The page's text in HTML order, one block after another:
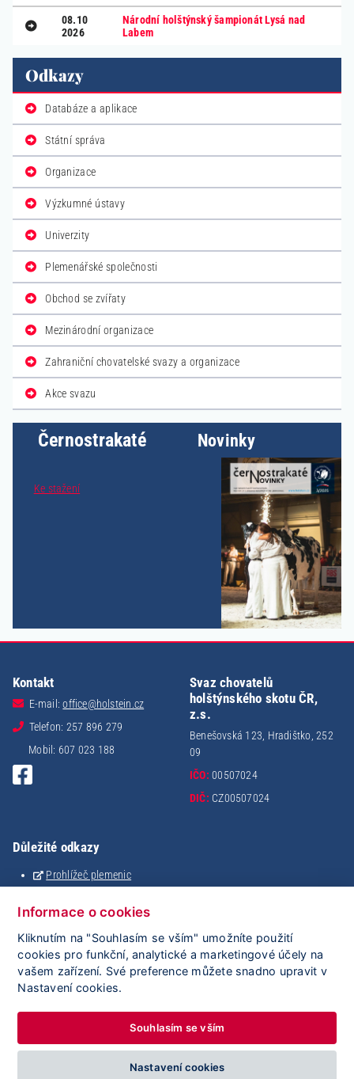
08.10
2026
Národní holštýnský šampionát Lysá nad
Labem
Odkazy
Databáze a aplikace
Státní správa
Organizace
Výzkumné ústavy
Univerzity
Plemenářské společnosti
Obchod se zvířaty
Mezinárodní organizace
Zahraniční chovatelské svazy a organizace
Akce svazu
Černostrakaté Novinky
Ke stažení
Kontakt
E-mail:office@holstein.cz
Telefon: 257 896 279
Mobil: 607 023 188
Svaz chovatelů
holštýnského skotu ČR,
z.s.
Benešovská 123, Hradištko, 252
09
IČO: 00507024
DIČ: CZ00507024
Důležité odkazy
Prohlížeč plemenic
Analýza stáda
eSkot
iGenetika
ClouDNA
ČMSCH
Plemdat
Informace o cookies
Kliknutím na "Souhlasím se vším" umožníte použití
cookies pro funkční, analytické a marketingové účely na
vašem zařízení. Své preference můžete snadno upravit v
Nastavení cookies.
Souhlasím se vším
Nastavení cookies